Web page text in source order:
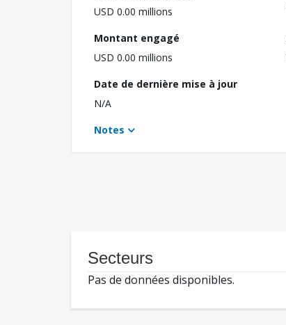
USD 0.00 millions
Montant engagé
USD 0.00 millions
Date de dernière mise à jour
N/A
Notes
Secteurs
Pas de données disponibles.